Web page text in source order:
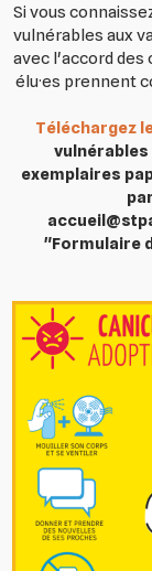
Si vous
vulnérables aux
avec l'accord des
élu·es prennent
Téléchargez
vulnérables
exemplaires
"Formulaire